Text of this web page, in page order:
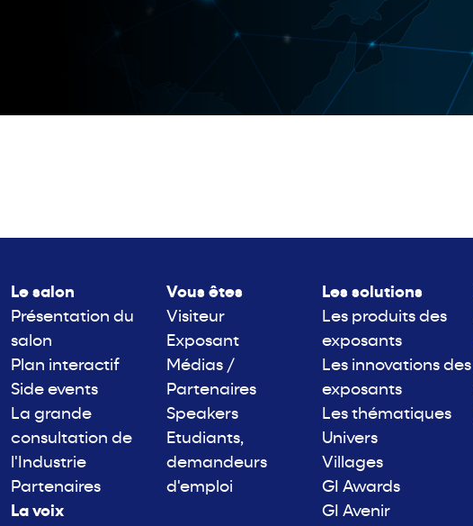
Le salon
Présentation du
salon
Plan interactif
Side events
La grande
consultation de
l'Industrie
Partenaires
La voix
Vous êtes
Visiteur
Exposant
Médias /
Partenaires
Speakers
Etudiants,
demandeurs
d'emploi
Les solutions
Les produits des
exposants
Les innovations des
exposants
Les thématiques
Univers
Villages
GI Awards
GI Avenir